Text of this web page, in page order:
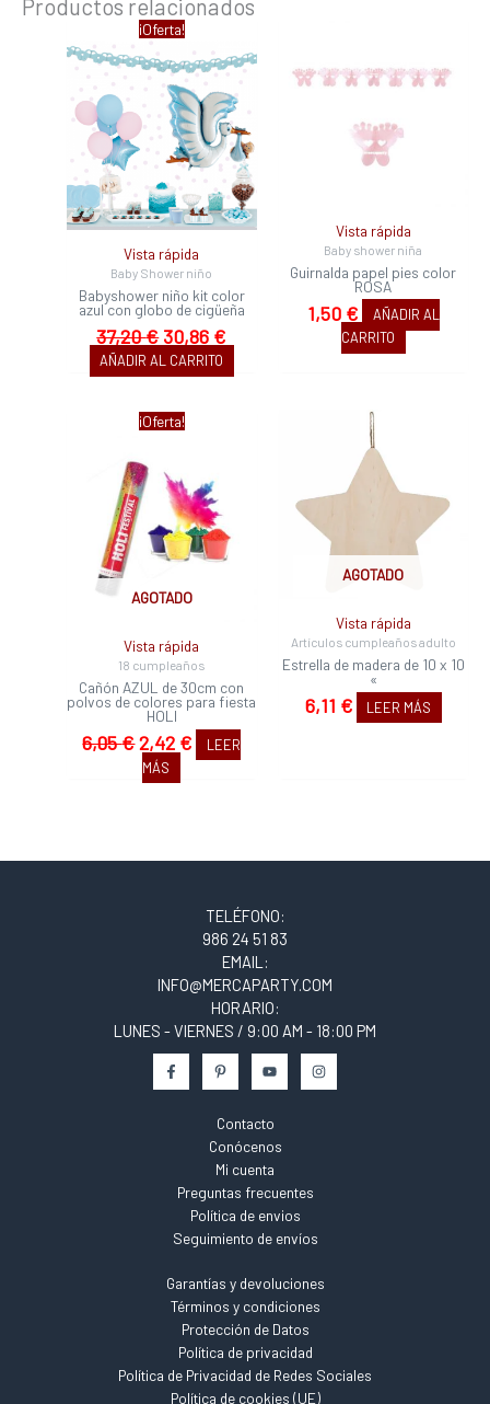
Productos relacionados
¡Oferta!
Vista rápida
Baby Shower niño
Babyshower niño kit color
azul con globo de cigüeña
37,20€
El
precio
original
era:
37,20 €.
30,86 €
precio
es:
30,86 €.
AÑADIR AL CARRITO
Vista rápida
Baby shower niña
Guirnalda papel pies color
ROSA
1,50 €
AÑADIR AL
CARRITO
¡Oferta!
AGOTADO
Vista rápida
18 cumpleaños
Cañón AZUL de 30cm con
polvos de colores para fiesta
HOLI
6,05€
El
original
era:
6,05 €.
2,42 €
es:
2,42 €.
LEER
MÁS
AGOTADO
Vista rápida
Artículos cumpleaños adulto
Estrella de madera de 10 x 10
«
6,11 € LEER MÁS
TELÉFONO:
986 24 51 83
EMAIL:
INFO@MERCAPARTY.COM
HORARIO:
LUNES - VIERNES / 9:00 AM - 18:00 PM
Contacto
Conócenos
Mi cuenta
Preguntas frecuentes
Política de envios
Seguimiento de envíos
Garantías y devoluciones
Términos y condiciones
Protección de Datos
Política de privacidad
Política de Privacidad de Redes Sociales
Política de cookies (UE)